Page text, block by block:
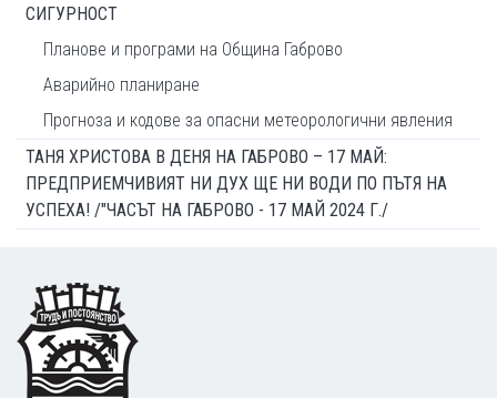
СИГУРНОСТ
Планове и програми на Община Габрово
Аварийно планиране
Прогноза и кодове за опасни метеорологични явления
ТАНЯ ХРИСТОВА В ДЕНЯ НА ГАБРОВО – 17 МАЙ:
ПРЕДПРИЕМЧИВИЯТ НИ ДУХ ЩЕ НИ ВОДИ ПО ПЪТЯ НА
УСПЕХА! /"ЧАСЪТ НА ГАБРОВО - 17 МАЙ 2024 Г./
Footer